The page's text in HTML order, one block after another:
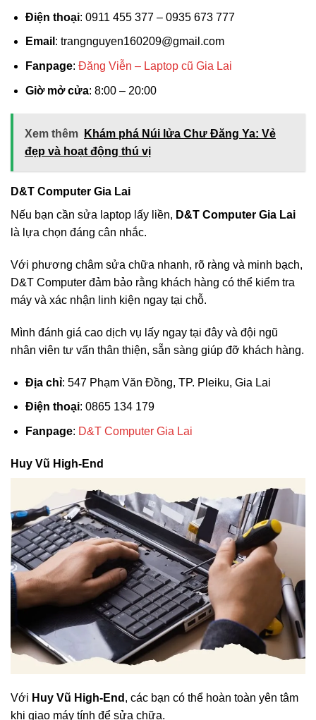
Điện thoại: 0911 455 377 – 0935 673 777
Email : trangnguyen160209@gmail.com
Fanpage: Đăng Viễn – Laptop cũ Gia Lai
Giờ mở cửa: 8:00 – 20:00
Xem thêm
Khám phá Núi lửa Chư Đăng Ya: Vẻ
đẹp và hoạt động thú vị
D&T Computer Gia Lai
Nếu bạn cần sửa laptop lấy liền, D&T Computer Gia Lai
là lựa chọn đáng cân nhắc.
Với phương châm sửa chữa nhanh, rõ ràng và minh bạch,
D&T Computer đảm bảo rằng khách hàng có thể kiểm tra
máy và xác nhận linh kiện ngay tại chỗ.
Mình đánh giá cao dịch vụ lấy ngay tại đây và đội ngũ
nhân viên tư vấn thân thiện, sẵn sàng giúp đỡ khách hàng.
Địa chỉ: 547 Phạm Văn Đồng, TP. Pleiku, Gia Lai
Điện thoại: 0865 134 179
Fanpage: D&T Computer Gia Lai
Huy Vũ High-End
Với Huy Vũ High-End , các bạn có thể hoàn toàn yên tâm
khi giao máy tính để sửa chữa.